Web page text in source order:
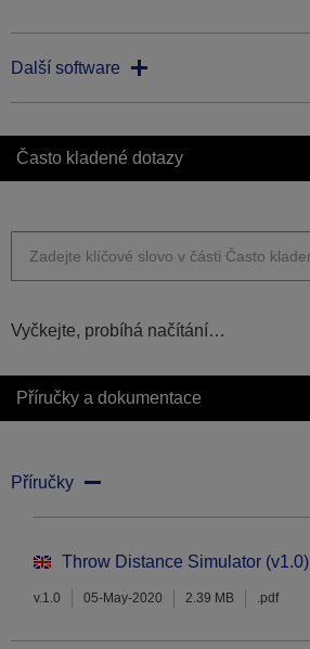
Další software
Často kladené dotazy
Vyčkejte, probíhá načítání…
Příručky a dokumentace
Příručky
Throw Distance Simulator (v1.0)
v.1.0 05-May-2020 2.39 MB .pdf